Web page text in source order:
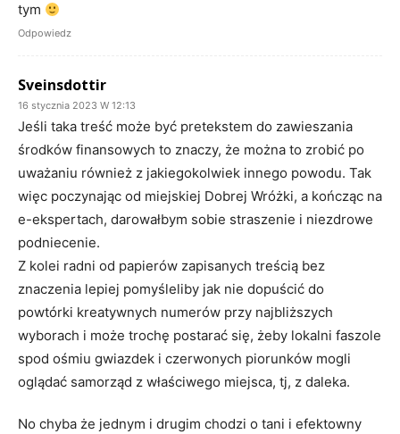
tym
Odpowiedz
Sveinsdottir
16 stycznia 2023 W 12:13
Jeśli taka treść może być pretekstem do zawieszania
środków finansowych to znaczy, że można to zrobić po
uważaniu również z jakiegokolwiek innego powodu. Tak
więc poczynając od miejskiej Dobrej Wróżki, a kończąc na
e-ekspertach, darowałbym sobie straszenie i niezdrowe
podniecenie.
Z kolei radni od papierów zapisanych treścią bez
znaczenia lepiej pomyśleliby jak nie dopuścić do
powtórki kreatywnych numerów przy najbliższych
wyborach i może trochę postarać się, żeby lokalni faszole
spod ośmiu gwiazdek i czerwonych piorunków mogli
oglądać samorząd z właściwego miejsca, tj, z daleka.
No chyba że jednym i drugim chodzi o tani i efektowny